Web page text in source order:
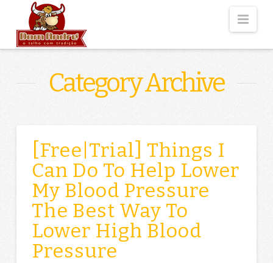
Category Archive
[Free|Trial] Things I
Can Do To Help Lower
My Blood Pressure
The Best Way To
Lower High Blood
Pressure